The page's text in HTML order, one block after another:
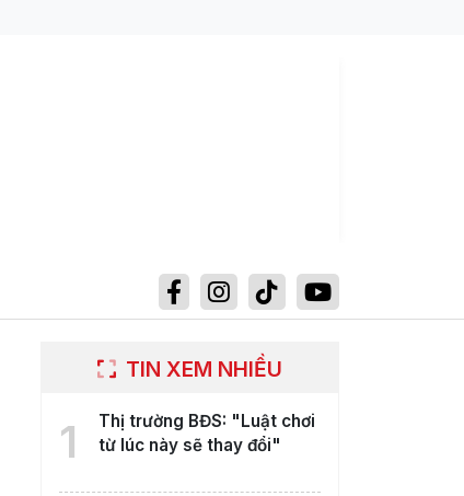
TIN XEM NHIỀU
1
Thị trường BĐS: "Luật chơi
từ lúc này sẽ thay đổi"